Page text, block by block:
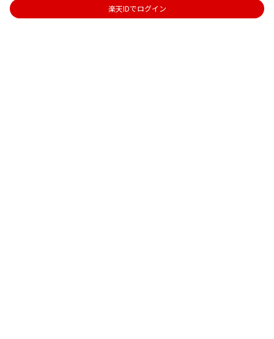
楽天IDでログイン